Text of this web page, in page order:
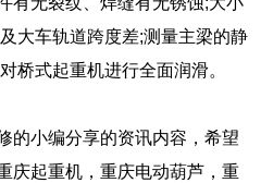
大车轨道跨度差;测量主梁的静
桥式起重机进行全面润滑。
小编分享的资讯内容，希望
庆起重机，重庆电动葫芦，重